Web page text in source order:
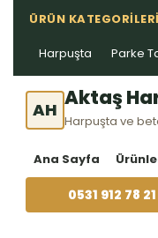
ÜRÜN KATEGORILERI
Harpuşta Parke
AH Aktaş
Harpuşta ve
Ana Sayfa
0531 912 78 21